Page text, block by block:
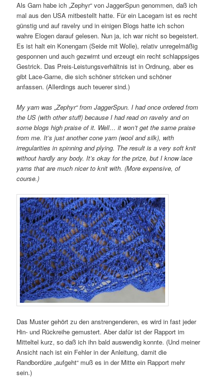
Als Garn habe ich „Zephyr“ von JaggerSpun genommen, daß ich
mal aus den USA mitbestellt hatte. Für ein Lacegarn ist es recht
günstig und auf ravelry und in einigen Blogs hatte ich schon
wahre Elogen darauf gelesen. Nun ja, ich war nicht so begeistert.
Es ist halt ein Konengarn (Seide mit Wolle), relativ unregelmäßig
gesponnen und auch gezwirnt und erzeugt ein recht schlappsiges
Gestrick. Das Preis-Leistungsverhältnis ist in Ordnung, aber es
gibt Lace-Garne, die sich schöner stricken und schöner
anfassen. (Allerdings auch teuerer sind.)
My yarn was „Zephyr“ from JaggerSpun. I had once ordered from
the US (with other stuff) because I had read on ravelry and on
some blogs high praise of it. Well… it won’t get the same praise
from me. It’s just another cone yarn (wool and silk), with
irregularities in spinning and plying. The result is a very soft knit
without hardly any body. It’s okay for the prize, but I know lace
yarns that are much nicer to knit with. (More expensive, of
course.)
Das Muster gehört zu den anstrengenderen, es wird in fast jeder
Hin- und Rückreihe gemustert. Aber dafür ist der Rapport im
Mitteltel kurz, so daß ich ihn bald auswendig konnte. (Und meiner
Ansicht nach ist ein Fehler in der Anleitung, damit die
Randbordüre „aufgeht“ muß es in der Mitte ein Rapport mehr
sein.)